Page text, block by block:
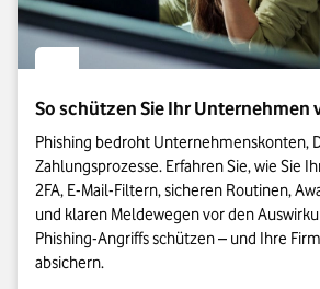
So schützen Sie Ihr Unternehmen
Phishing bedroht Unternehmenskonten,
Zahlungsprozesse. Erfahren Sie, wie Sie
2FA, E-Mail-Filtern, sicheren Routinen,
und klaren Meldewegen vor den
Phishing-Angriffs schützen – und Ihre
absichern.